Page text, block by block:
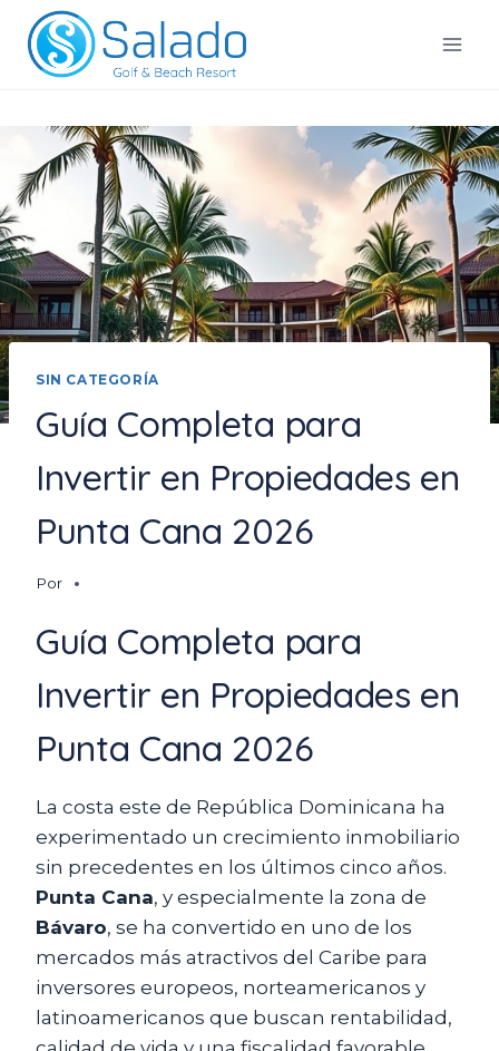
Saltar
contenido
Salado Golf & Beach Resort
SIN CATEGORÍA
Guía Completa para
Invertir en Propiedades en
Punta Cana 2026
Por
Guía Completa para
Invertir en Propiedades en
Punta Cana 2026
La costa este de República Dominicana ha
experimentado un crecimiento inmobiliario
sin precedentes en los últimos cinco años.
Punta Cana, y especialmente la zona de
Bávaro, se ha convertido en uno de los
mercados más atractivos del Caribe para
inversores europeos, norteamericanos y
latinoamericanos que buscan rentabilidad,